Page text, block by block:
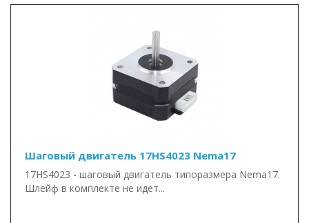
Шаговый двигатель 17HS4023 Nema17
17HS4023 - шаговый двигатель типоразмера Nema17.
Шлейф в комплекте не идет...